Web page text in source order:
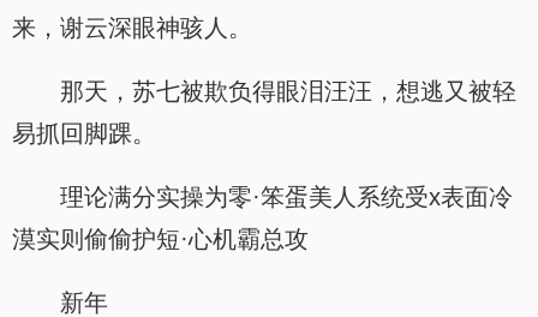
来，谢云深眼神骇人。
那天，苏七被欺负得眼泪汪汪，想逃又被轻
易抓回脚踝。
理论满分实操为零·笨蛋美人系统受x表面冷
漠实则偷偷护短·心机霸总攻
新年